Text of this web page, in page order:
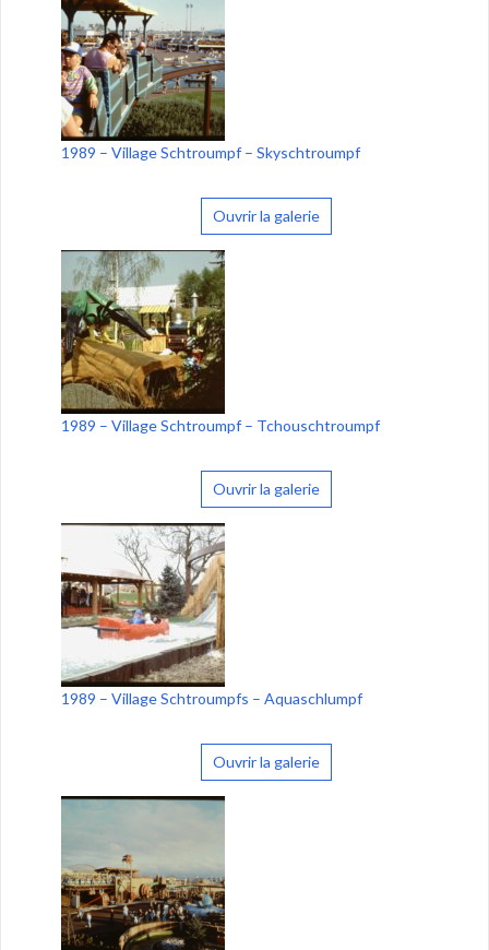
1989 – Village Schtroumpf – Skyschtroumpf
Ouvrir la galerie
1989 – Village Schtroumpf – Tchouschtroumpf
Ouvrir la galerie
1989 – Village Schtroumpfs – Aquaschlumpf
Ouvrir la galerie